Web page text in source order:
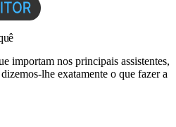
importam nos principais assistentes,
lhe exatamente o que fazer a